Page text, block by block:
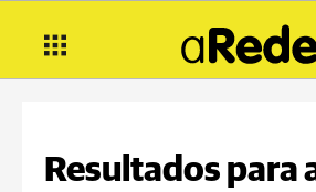
Resultados para